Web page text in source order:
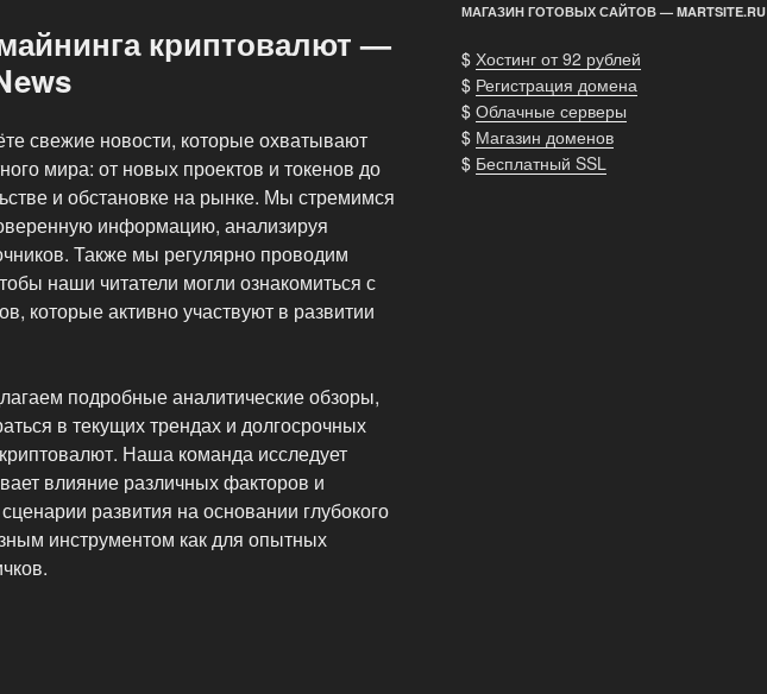
криптовалют —
свежие новости, которые охватывают
мира: от новых проектов и токенов до
и обстановке на рынке. Мы стремимся
информацию, анализируя
Также мы регулярно проводим
наши читатели могли ознакомиться с
которые активно участвуют в развитии
подробные аналитические обзоры,
в текущих трендах и долгосрочных
Наша команда исследует
влияние различных факторов и
развития на основании глубокого
инструментом как для опытных
МАГАЗИН ГОТОВЫХ САЙТОВ — MARTSITE.RU
$ Хостинг от 92 рублей
$ Регистрация домена
$ Облачные серверы
$ Магазин доменов
$ Бесплатный SSL